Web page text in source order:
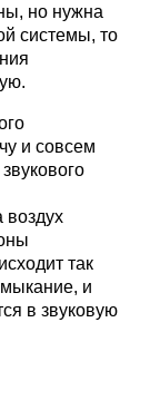
но нужна
системы, то
и совсем
воздух
так
и
в звуковую